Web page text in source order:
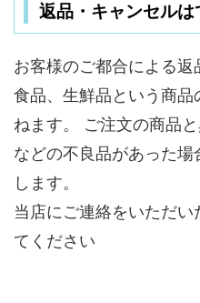
返品・キャンセルは
お客様のご都合による返
食品、生鮮品という商
ねます。 ご注文の商品
などの不良品があった
します。
当店にご連絡をいただ
てください